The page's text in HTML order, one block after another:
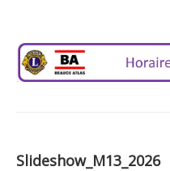
Slideshow_M13_2026